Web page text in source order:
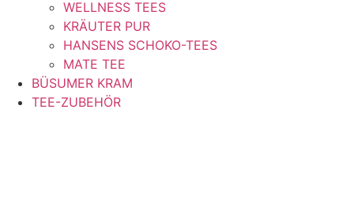
WELLNESS TEES
KRÄUTER PUR
HANSENS SCHOKO-TEES
MATE TEE
BÜSUMER KRAM
TEE-ZUBEHÖR